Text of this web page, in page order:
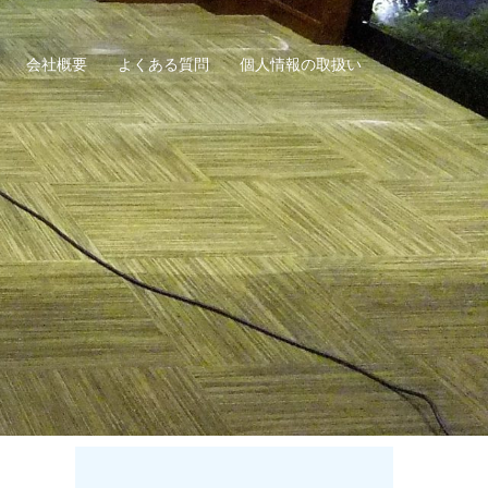
会社概要 よくある質問 個人情報の取扱い